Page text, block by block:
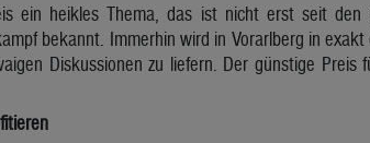
ein heikles Thema, das ist nicht erst seit den
bekannt. Immerhin wird in Vorarlberg in
Diskussionen zu liefern. Der günstige